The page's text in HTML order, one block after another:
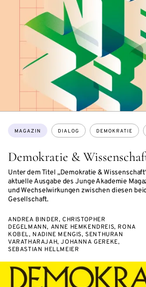
Demokratie &
Unter dem Titel „Demokratie &
aktuelle Ausgabe des Junge Akademie
und Wechselwirkungen zwischen diesen
Gesellschaft.
Themen:
MAGAZIN DIALOG DEMOKRATIE
ANDREA BINDER, CHRISTOPHER
DEGELMANN, ANNE HEMKENDREIS, RONA
KOBEL, NADINE MENGIS, SENTHURAN
VARATHARAJAH, JOHANNA GEREKE,
SEBASTIAN HELLMEIER